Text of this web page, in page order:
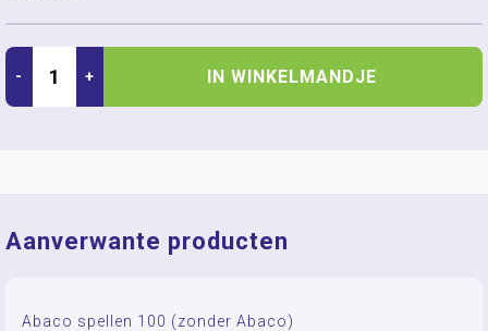
- + IN WINKELMANDJE
Aanverwante producten
Abaco spellen 100 (zonder Abaco)